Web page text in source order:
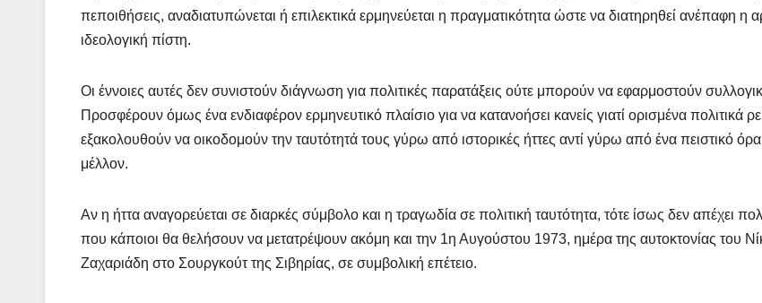
πεποιθήσεις, αναδιατυπώνεται ή επιλεκτικά ερμηνεύεται η πραγματικότητα ώστε να διατηρηθεί ανέπαφη η
ιδεολογική πίστη.
Οι έννοιες αυτές δεν συνιστούν διάγνωση για πολιτικές παρατάξεις ούτε μπορούν να εφαρμοστούν
Προσφέρουν όμως ένα ενδιαφέρον ερμηνευτικό πλαίσιο για να κατανοήσει κανείς γιατί ορισμένα πολιτικά
εξακολουθούν να οικοδομούν την ταυτότητά τους γύρω από ιστορικές ήττες αντί γύρω από ένα πειστικό
μέλλον.
Αν η ήττα αναγορεύεται σε διαρκές σύμβολο και η τραγωδία σε πολιτική ταυτότητα, τότε ίσως δεν απέχει
που κάποιοι θα θελήσουν να μετατρέψουν ακόμη και την 1η Αυγούστου 1973, ημέρα της αυτοκτονίας του
Ζαχαριάδη στο Σουργκούτ της Σιβηρίας, σε συμβολική επέτειο.